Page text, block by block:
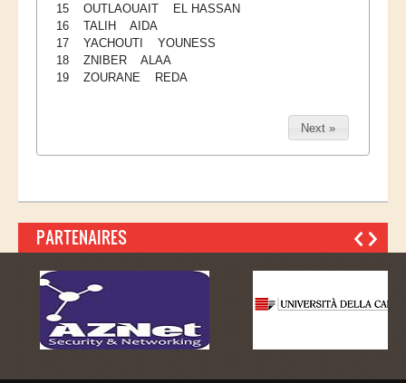
15 OUTLAOUAIT EL HASSAN
16 TALIH AIDA
17 YACHOUTI YOUNESS
18 ZNIBER ALAA
19 ZOURANE REDA
Next »
PARTENAIRES